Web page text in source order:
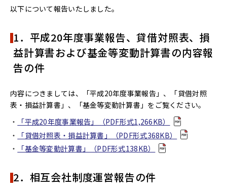
以下について報告いたしました。
1．平成20年度事業報告、貸借対照表、損
益計算書および基金等変動計算書の内容報
告の件
内容につきましては、「平成20年度事業報告」、「貸借対照
表・損益計算書」、「基金等変動計算書」をご覧ください。
「平成20年度事業報告」（PDF形式1,266KB）
「貸借対照表・損益計算書」（PDF形式368KB）
「基金等変動計算書」（PDF形式138KB）
2．相互会社制度運営報告の件